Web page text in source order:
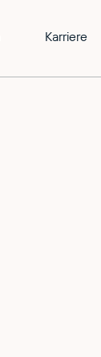
Karriere